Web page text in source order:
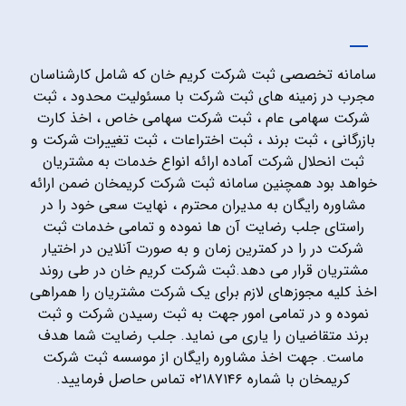
سامانه تخصصی ثبت شرکت کریم خان که شامل کارشناسان
مجرب در زمینه های ثبت شرکت با مسئولیت محدود ، ثبت
شرکت سهامی عام ، ثبت شرکت سهامی خاص ، اخذ کارت
بازرگانی ، ثبت برند ، ثبت اختراعات ، ثبت تغییرات شرکت و
ثبت انحلال شرکت آماده ارائه انواع خدمات به مشتریان
خواهد بود همچنین سامانه ثبت شرکت کریمخان ضمن ارائه
مشاوره رایگان به مدیران محترم ، نهایت سعی خود را در
راستای جلب رضایت آن ها نموده و تمامی خدمات ثبت
شرکت در را در کمترین زمان و به صورت آنلاین در اختیار
مشتریان قرار می دهد.ثبت شرکت کریم خان در طی روند
اخذ کلیه مجوزهای لازم برای یک شرکت مشتریان را همراهی
نموده و در تمامی امور جهت به ثبت رسیدن شرکت و ثبت
برند متقاضیان را یاری می نماید. جلب رضایت شما هدف
ماست. جهت اخذ مشاوره رایگان از موسسه ثبت شرکت
کریمخان با شماره ۰۲۱۸۷۱۴۶ تماس حاصل فرمایید.